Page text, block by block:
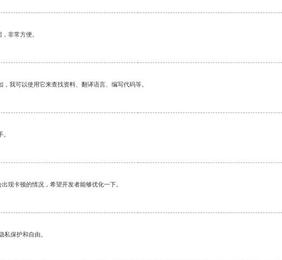
非常方便。
我可以使用它来查找资料、翻译语言、编写代码等。
现卡顿的情况，希望开发者能够优化一下。
保护和自由。